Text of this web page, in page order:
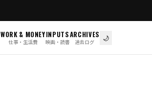
WORK & MONEY
仕事・生活費
INPUTS
映画・読書
ARCHIVES
過去ログ 🌙